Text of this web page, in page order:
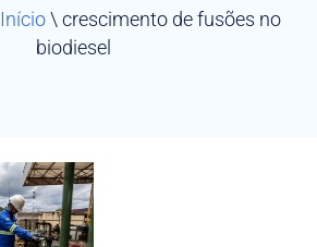
Início\ crescimento de fusões no
biodiesel